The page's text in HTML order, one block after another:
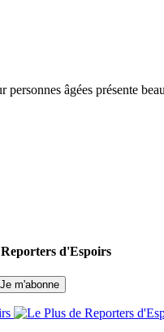
âgées présente
d'Espoirs